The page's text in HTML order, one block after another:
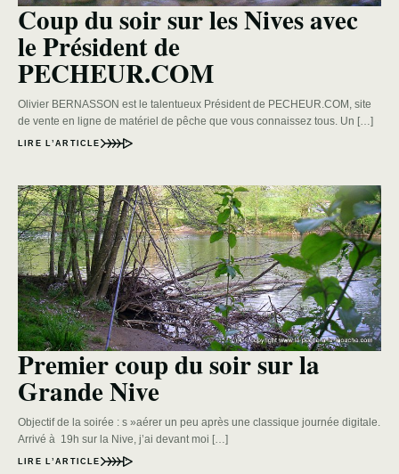
Coup du soir sur les Nives avec
le Président de
PECHEUR.COM
Olivier BERNASSON est le talentueux Président de PECHEUR.COM, site
de vente en ligne de matériel de pêche que vous connaissez tous. Un […]
LIRE L’ARTICLE
Premier coup du soir sur la
Grande Nive
Objectif de la soirée : s »aérer un peu après une classique journée digitale.
Arrivé à 19h sur la Nive, j’ai devant moi […]
LIRE L’ARTICLE